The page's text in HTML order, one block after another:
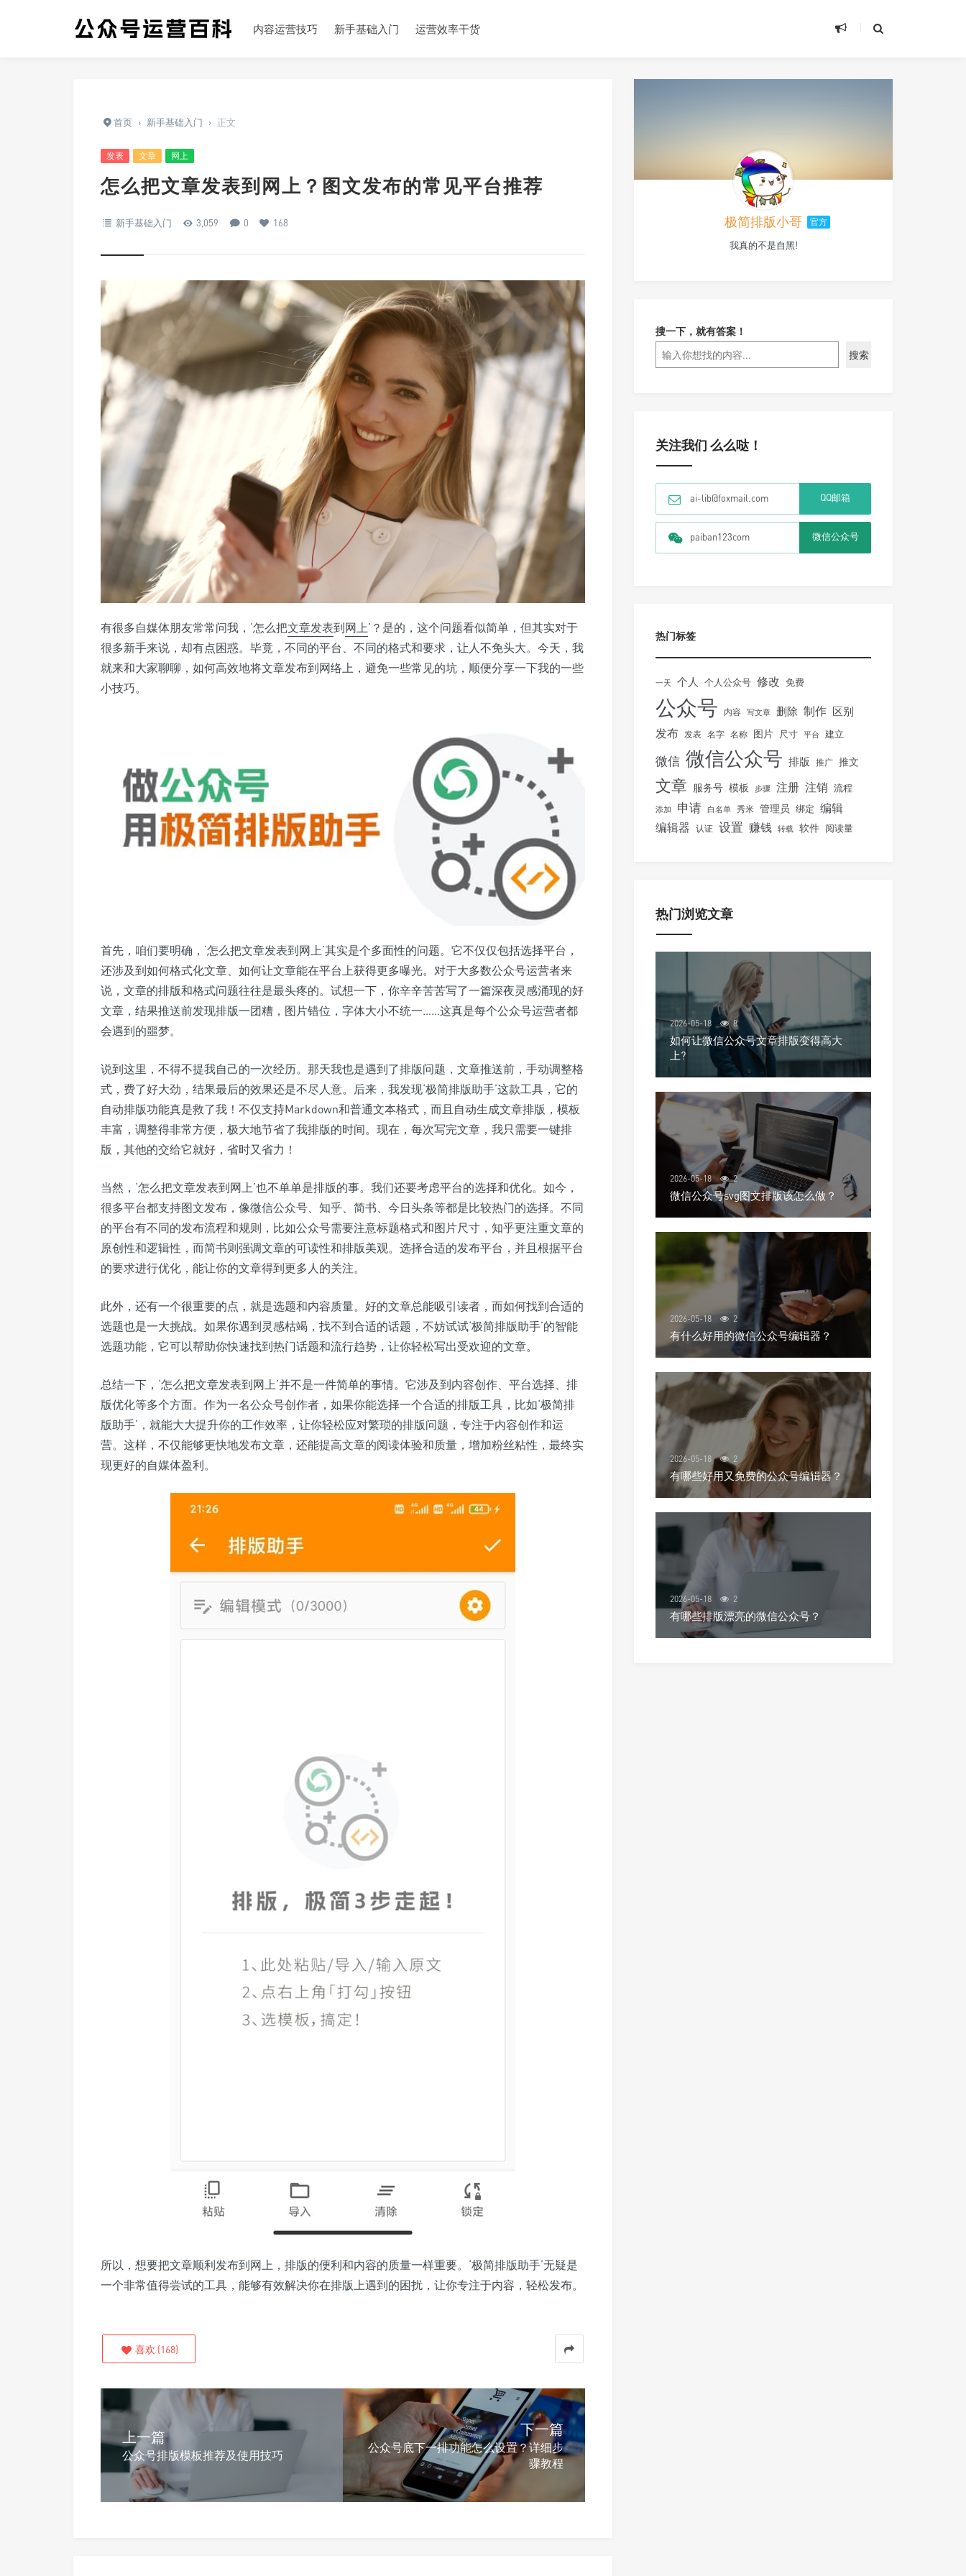
内容运营技巧 新手基础入门 运营效率干货
首页 › 新手基础入门 › 正文
发表 文章 网上
怎么把文章发表到网上？图文发布的常见平台推荐
新手基础入门 3,059 0 168
有很多自媒体朋友常常问我，‘怎么把文章发表到网上’？是的，这个问题看似简单，但其实对于
很多新手来说，却有点困惑。毕竟，不同的平台、不同的格式和要求，让人不免头大。今天，我
就来和大家聊聊，如何高效地将文章发布到网络上，避免一些常见的坑，顺便分享一下我的一些
小技巧。
首先，咱们要明确，‘怎么把文章发表到网上’其实是个多面性的问题。它不仅仅包括选择平台，
还涉及到如何格式化文章、如何让文章能在平台上获得更多曝光。对于大多数公众号运营者来
说，文章的排版和格式问题往往是最头疼的。试想一下，你辛辛苦苦写了一篇深夜灵感涌现的好
文章，结果推送前发现排版一团糟，图片错位，字体大小不统一……这真是每个公众号运营者都
会遇到的噩梦。
说到这里，不得不提我自己的一次经历。那天我也是遇到了排版问题，文章推送前，手动调整格
式，费了好大劲，结果最后的效果还是不尽人意。后来，我发现‘极简排版助手’这款工具，它的
自动排版功能真是救了我！不仅支持Markdown和普通文本格式，而且自动生成文章排版，模板
丰富，调整得非常方便，极大地节省了我排版的时间。现在，每次写完文章，我只需要一键排
版，其他的交给它就好，省时又省力！
当然，‘怎么把文章发表到网上’也不单单是排版的事。我们还要考虑平台的选择和优化。如今，
很多平台都支持图文发布，像微信公众号、知乎、简书、今日头条等都是比较热门的选择。不同
的平台有不同的发布流程和规则，比如公众号需要注意标题格式和图片尺寸，知乎更注重文章的
原创性和逻辑性，而简书则强调文章的可读性和排版美观。选择合适的发布平台，并且根据平台
的要求进行优化，能让你的文章得到更多人的关注。
此外，还有一个很重要的点，就是选题和内容质量。好的文章总能吸引读者，而如何找到合适的
选题也是一大挑战。如果你遇到灵感枯竭，找不到合适的话题，不妨试试‘极简排版助手’的智能
选题功能，它可以帮助你快速找到热门话题和流行趋势，让你轻松写出受欢迎的文章。
总结一下，‘怎么把文章发表到网上’并不是一件简单的事情。它涉及到内容创作、平台选择、排
版优化等多个方面。作为一名公众号创作者，如果你能选择一个合适的排版工具，比如‘极简排
版助手’，就能大大提升你的工作效率，让你轻松应对繁琐的排版问题，专注于内容创作和运
营。这样，不仅能够更快地发布文章，还能提高文章的阅读体验和质量，增加粉丝粘性，最终实
现更好的自媒体盈利。
所以，想要把文章顺利发布到网上，排版的便利和内容的质量一样重要。‘极简排版助手’无疑是
一个非常值得尝试的工具，能够有效解决你在排版上遇到的困扰，让你专注于内容，轻松发布。
喜欢 (168)
上一篇
公众号排版模板推荐及使用技巧
下一篇
公众号底下一排功能怎么设置？详细步
骤教程
极简排版小哥 官方
我真的不是自黑!
搜一下，就有答案！
搜索
关注我们 么么哒！
ai-lib@foxmail.com QQ邮箱
paiban123com 微信公众号
热门标签
一天 个人 个人公众号 修改 免费
公众号 内容 写文章 删除 制作 区别
发布 发表 名字 名称 图片 尺寸 平台 建立
微信 微信公众号 排版 推广 推文
文章 服务号 模板 步骤 注册 注销 流程
添加 申请 白名单 秀米 管理员 绑定 编辑
编辑器
认证 设置 赚钱 转载 软件 阅读量
热门浏览文章
2026-05-18 8
如何让微信公众号文章排版变得高大
上?
2026-05-18 2
微信公众号svg图文排版该怎么做？
2026-05-18 2
有什么好用的微信公众号编辑器？
2026-05-18 2
有哪些好用又免费的公众号编辑器？
2026-05-18 2
有哪些排版漂亮的微信公众号？